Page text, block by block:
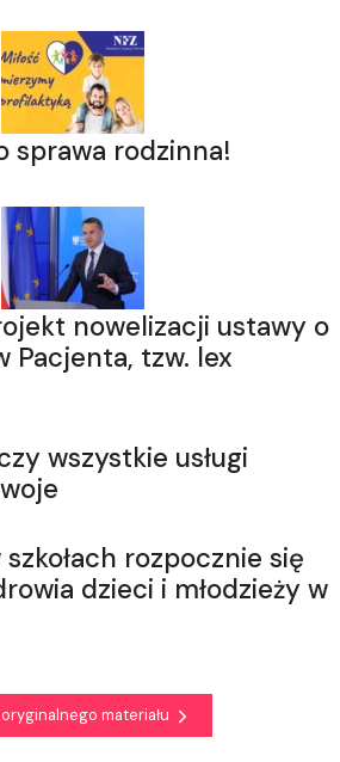
sprawa rodzinna!
nowelizacji ustawy o
Pacjenta, tzw. lex
wszystkie usługi
rozpocznie się
dzieci i młodzieży w
materiału